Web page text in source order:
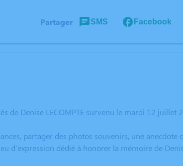
Partager SMS Facebook
de Denise LECOMPTE survenu le mardi 12 juillet
partager des photos souvenirs, une anecdote
d'expression dédié à honorer la mémoire de